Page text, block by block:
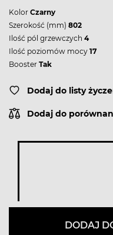
Kolor Czarny
Szerokość (mm) 802
Ilość pól grzewczych 4
Ilość poziomów mocy 17
Booster Tak
Dodaj do listy
Dodaj do
DODAJ